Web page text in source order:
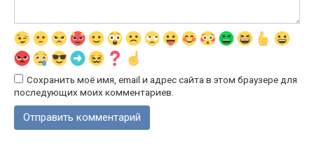
Сохранить моё имя, email и адрес сайта в этом браузере для
последующих моих комментариев.